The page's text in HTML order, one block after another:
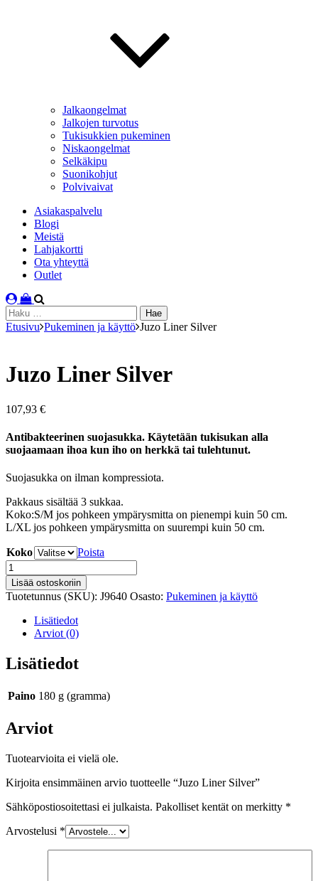
Jalkaongelmat
Jalkojen turvotus
Tukisukkien pukeminen
Niskaongelmat
Selkäkipu
Suonikohjut
Polvivaivat
Asiakaspalvelu
Blogi
Meistä
Lahjakortti
Ota yhteyttä
Outlet
Haku:
Etusivu Pukeminen ja käyttö Juzo Liner Silver
Juzo Liner Silver
107,93 €
Antibakteerinen suojasukka. Käytetään tukisukan alla
suojaamaan ihoa kun iho on herkkä tai tulehtunut.
Suojasukka on ilman kompressiota.
Pakkaus sisältää 3 sukkaa.
Koko:S/M jos pohkeen ympärysmitta on pienempi kuin 50 cm.
L/XL jos pohkeen ympärysmitta on suurempi kuin 50 cm.
Koko
Poista
Juzo
Liner
Silver
määrä
Lisää ostoskoriin
Tuotetunnus (SKU): J9640 Osasto: Pukeminen ja käyttö
Lisätiedot
Arviot (0)
Lisätiedot
Paino 180 g (gramma)
Arviot
Tuotearvioita ei vielä ole.
Kirjoita ensimmäinen arvio tuotteelle “Juzo Liner Silver”
Sähköpostiosoitettasi ei julkaista. Pakolliset kentät on merkitty *
Arvostelusi *